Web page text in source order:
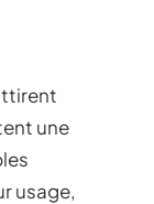
une
usage,